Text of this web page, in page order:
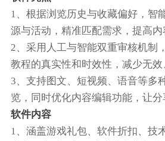
1、根据浏览历史与收藏偏好，智
源与活动，精准匹配需求，提高内
2、采用人工与智能双重审核机制
教程的真实性和时效性，减少无效
3、支持图文、短视频、语音等多
览，同时优化内容编辑功能，让分
软件内容
1、涵盖游戏礼包、软件折扣、技